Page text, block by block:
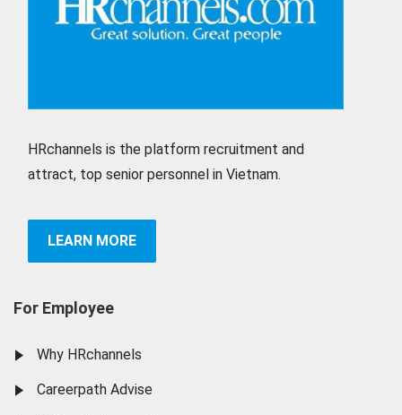
HRchannels is the platform recruitment and
attract, top senior personnel in Vietnam.
LEARN MORE
For Employee
Why HRchannels
Careerpath Advise